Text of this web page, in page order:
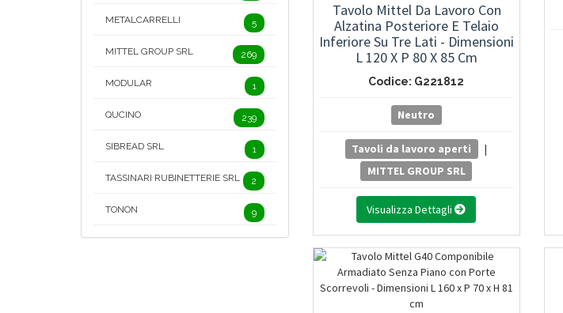
Tavolo Mittel Da Lavoro Con
Alzatina Posteriore E Telaio
Inferiore Su Tre Lati - Dimensioni
L 120 X P 80 X 85 Cm
Codice: G221812
Neutro
Tavoli da lavoro aperti
|
MITTEL GROUP SRL
Visualizza Dettagli
METALCARRELLI 5
MITTEL GROUP SRL 269
MODULAR 1
QUCINO 239
SIBREAD SRL 1
TASSINARI RUBINETTERIE SRL 2
TONON 9